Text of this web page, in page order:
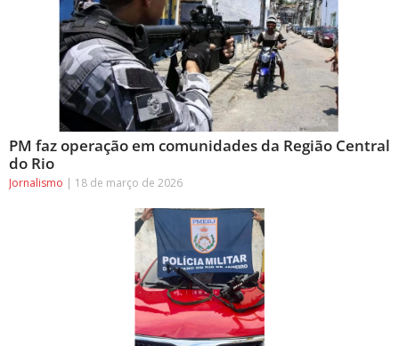
PM faz operação em comunidades da Região Central
do Rio
Jornalismo 18 de março de 2026